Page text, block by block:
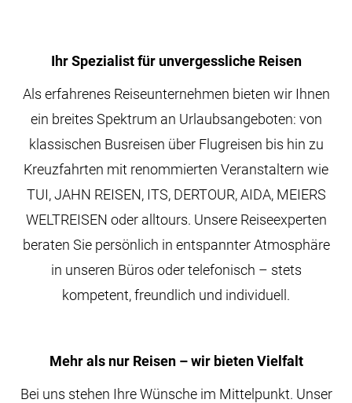
Ihr Spezialist für unvergessliche Reisen
Als erfahrenes Reiseunternehmen bieten wir Ihnen
ein breites Spektrum an Urlaubsangeboten: von
klassischen Busreisen über Flugreisen bis hin zu
Kreuzfahrten mit renommierten Veranstaltern wie
TUI, JAHN REISEN, ITS, DERTOUR, AIDA, MEIERS
WELTREISEN oder alltours. Unsere Reiseexperten
beraten Sie persönlich in entspannter Atmosphäre
in unseren Büros oder telefonisch – stets
kompetent, freundlich und individuell.
Mehr als nur Reisen – wir bieten Vielfalt
Bei uns stehen Ihre Wünsche im Mittelpunkt. Unser